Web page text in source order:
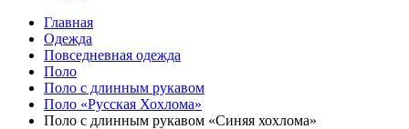
Главная
Одежда
Повседневная одежда
Поло
Поло с длинным рукавом
Поло «Русская Хохлома»
Поло с длинным рукавом «Синяя хохлома»